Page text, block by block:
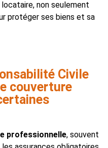
non seulement
protéger ses biens et sa
Civile
couverture
professionnelle, souvent